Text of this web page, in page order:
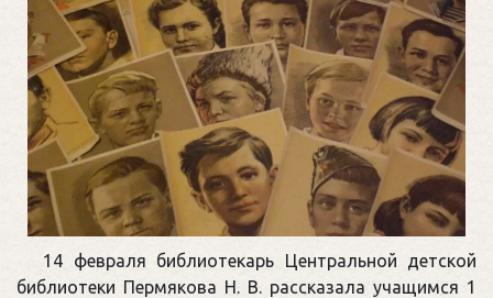
14 февраля библиотекарь Центральной детской
библиотеки Пермякова Н. В. рассказала учащимся 1